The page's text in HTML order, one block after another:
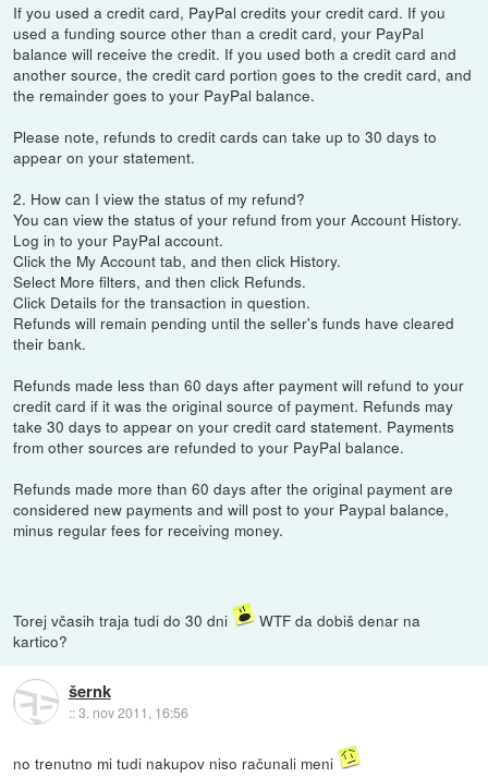
If you used a credit card, PayPal credits your credit card. If you
used a funding source other than a credit card, your PayPal
balance will receive the credit. If you used both a credit card and
another source, the credit card portion goes to the credit card, and
the remainder goes to your PayPal balance.
Please note, refunds to credit cards can take up to 30 days to
appear on your statement.
2. How can I view the status of my refund?
You can view the status of your refund from your Account History.
Log in to your PayPal account.
Click the My Account tab, and then click History.
Select More filters, and then click Refunds.
Click Details for the transaction in question.
Refunds will remain pending until the seller's funds have cleared
their bank.
Refunds made less than 60 days after payment will refund to your
credit card if it was the original source of payment. Refunds may
take 30 days to appear on your credit card statement. Payments
from other sources are refunded to your PayPal balance.
Refunds made more than 60 days after the original payment are
considered new payments and will post to your Paypal balance,
minus regular fees for receiving money.
Torej včasih traja tudi do 30 dni
WTF da dobiš denar na
kartico?
šernk
::3. nov 2011, 16:56
no trenutno mi tudi nakupov niso računali meni